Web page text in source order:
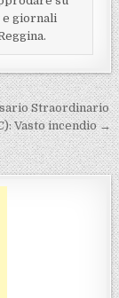
giornali
Straordinario
Vasto incendio →